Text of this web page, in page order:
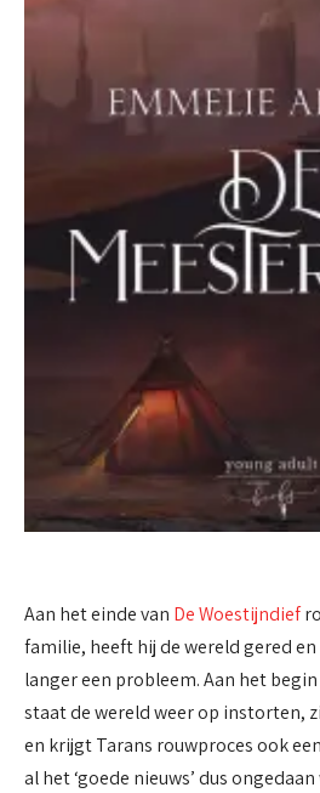
Aan het einde van De Woestijndief
familie, heeft hij de wereld gered
langer een probleem. Aan het
staat de wereld weer op instorten,
en krijgt Tarans rouwproces ook
al het ‘goede nieuws’ dus